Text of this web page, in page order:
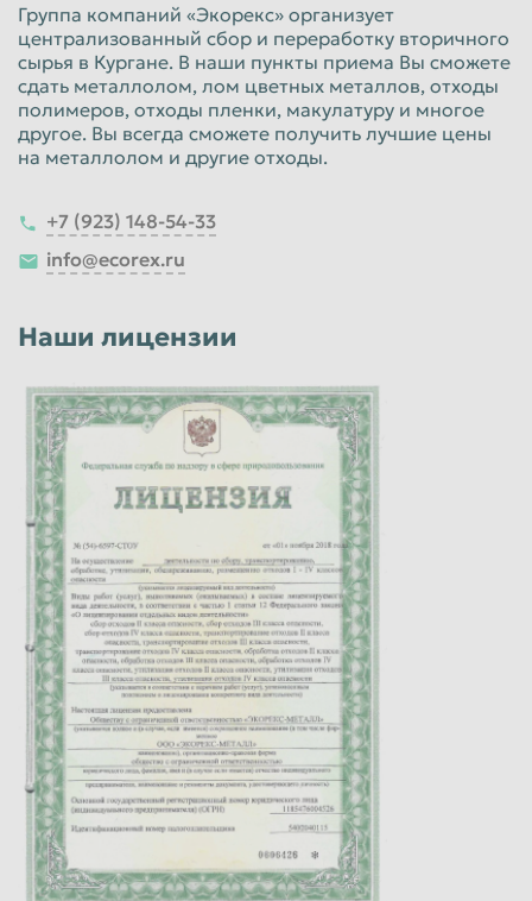
Группа компаний «Экорекс» организует
централизованный сбор и переработку вторичного
сырья в Кургане. В наши пункты приема Вы сможете
сдать металлолом, лом цветных металлов, отходы
полимеров, отходы пленки, макулатуру и многое
другое. Вы всегда сможете получить лучшие цены
на металлолом и другие отходы.
+7 (923) 148-54-33
info@ecorex.ru
Наши лицензии